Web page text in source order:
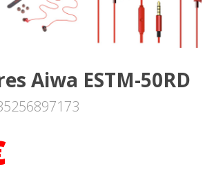
Aiwa ESTM-50RD